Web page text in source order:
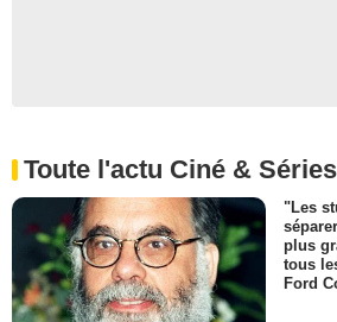
Toute l'actu Ciné & Séries
"Les
plus
tous
Ford